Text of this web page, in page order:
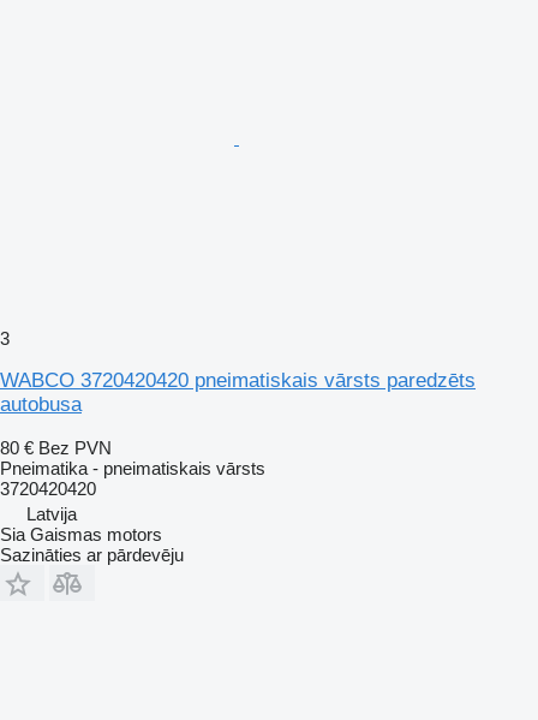
3
WABCO 3720420420 pneimatiskais vārsts paredzēts
autobusa
80 € Bez PVN
Pneimatika - pneimatiskais vārsts
3720420420
Latvija
Sia Gaismas motors
Sazināties ar pārdevēju